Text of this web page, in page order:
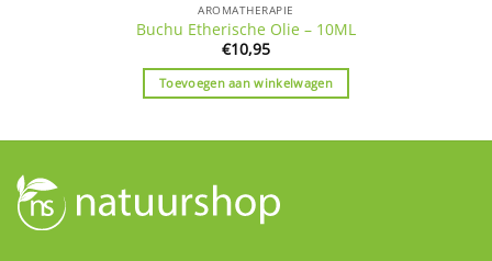
AROMATHERAPIE
Buchu Etherische Olie – 10ML
€10,95
Toevoegen aan winkelwagen